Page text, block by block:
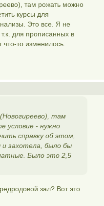
там рожать можно
курсы для
Это все. Я не
для прописанных в
то изменилось.
там
условие - нужно
справку об этом,
захотела, было бы
Было это 2,5
зал? Вот это